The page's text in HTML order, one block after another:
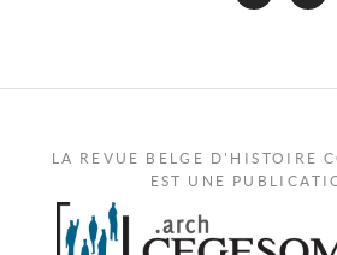
LA REVUE BELGE D'HISTOIRE
EST UNE